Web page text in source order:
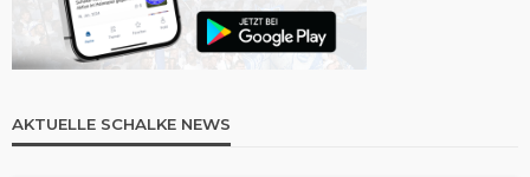
AKTUELLE SCHALKE NEWS